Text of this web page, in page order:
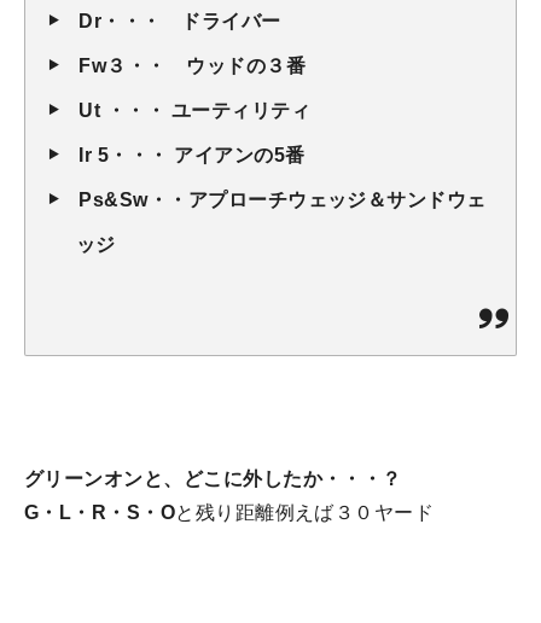
Dr・・・ ドライバー
Fw３・・ ウッドの３番
Ut ・・・ ユーティリティ
Ir 5・・・ アイアンの5番
Ps&Sw・・アプローチウェッジ＆サンドウェ
ッジ
グリーンオンと、どこに外したか・・・？
G・L・R・S・Oと残り距離例えば３０ヤード